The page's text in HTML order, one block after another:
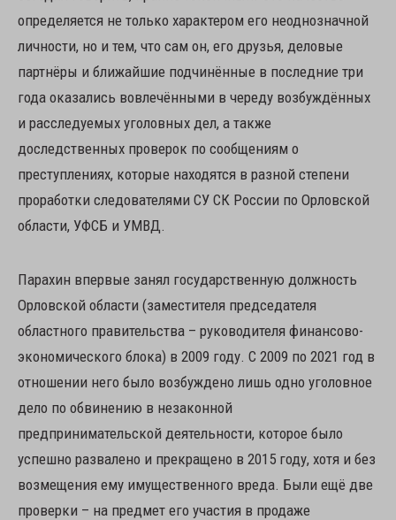
определяется не только характером его неоднозначной
личности, но и тем, что сам он, его друзья, деловые
партнёры и ближайшие подчинённые в последние три
года оказались вовлечёнными в череду возбуждённых
и расследуемых уголовных дел, а также
доследственных проверок по сообщениям о
преступлениях, которые находятся в разной степени
проработки следователями СУ СК России по Орловской
области, УФСБ и УМВД.
Парахин впервые занял государственную должность
Орловской области (заместителя председателя
областного правительства – руководителя финансово-
экономического блока) в 2009 году. С 2009 по 2021 год в
отношении него было возбуждено лишь одно уголовное
дело по обвинению в незаконной
предпринимательской деятельности, которое было
успешно развалено и прекращено в 2015 году, хотя и без
возмещения ему имущественного вреда. Были ещё две
проверки – на предмет его участия в продаже